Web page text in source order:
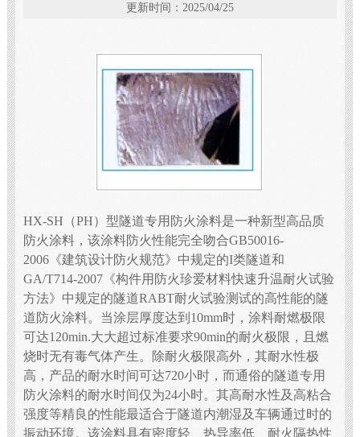
更新时间：2025/04/25
HX-SH（PH）型隧道专用防火涂料是一种新型高品质
防火涂料，该涂料防火性能完全吻合GB50016-
2006《建筑设计防火规范》中规定的I类隧道和
GA/T714-2007《构件用防火珍爱材料快速升温耐火试验
方法》中规定的隧道RABT耐火试验测试的高性能的隧
道防火涂料。当涂层厚度达到10mm时，涂料耐燃极限
可达120min.大大超过标准要求90min的耐火极限，且燃
烧时无有毒气体产生。除耐火极限高外，其耐水性极
高，产品的耐水时间可达720小时，而通俗的隧道专用
防火涂料的耐水时间仅为24小时。其高耐水性及高粘合
强度等精良的性能最适合于隧道内潮湿及车辆通过时的
振动环境。该涂料具有密度轻、热导率低、耐火隔热性